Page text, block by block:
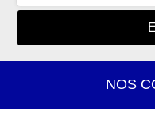
NOS